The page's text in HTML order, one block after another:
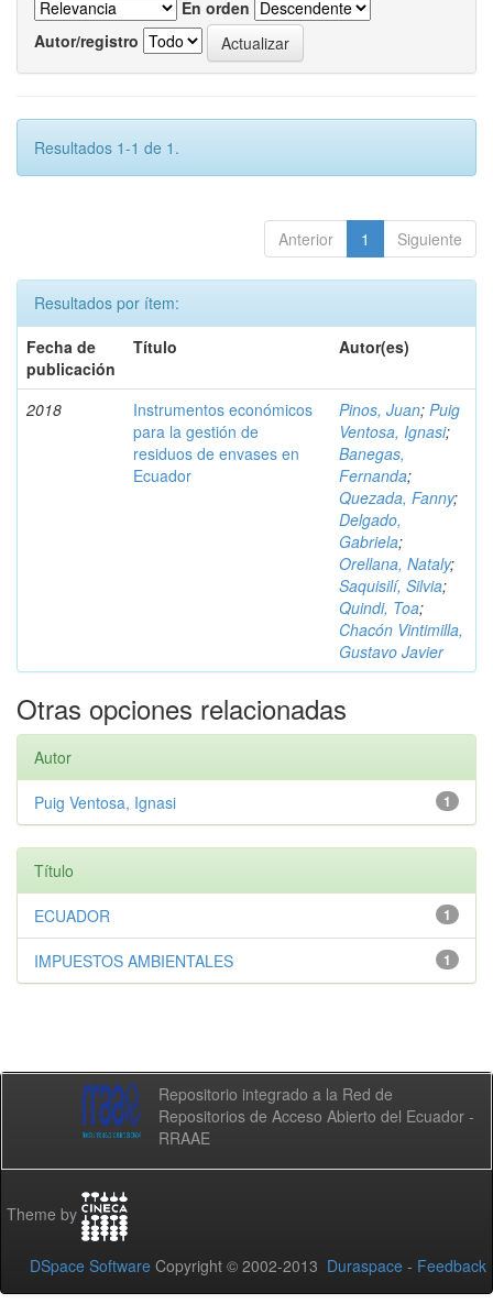
En orden
Autor/registro
Resultados 1-1 de 1.
Anterior 1 Siguiente
Resultados por ítem:
Fecha de
publicación
Título Autor(es)
2018
Instrumentos económicos
para la gestión de
residuos de envases en
Ecuador
Pinos, Juan; Puig
Ventosa, Ignasi;
Banegas,
Fernanda;
Quezada, Fanny;
Delgado,
Gabriela;
Orellana, Nataly;
Saquisilí, Silvia;
Quindi, Toa;
Chacón Vintimilla,
Gustavo Javier
Otras opciones relacionadas
Autor
1
Puig Ventosa, Ignasi
Título
1
ECUADOR
1
IMPUESTOS AMBIENTALES
Repositorio integrado a la Red de
Repositorios de Acceso Abierto del Ecuador -
RRAAE
Theme by
DSpace Software Copyright © 2002-2013 Duraspace - Feedback